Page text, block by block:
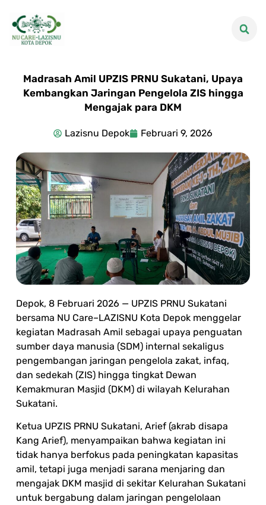
Madrasah Amil UPZIS PRNU Sukatani, Upaya
Kembangkan Jaringan Pengelola ZIS hingga
Mengajak para DKM
Lazisnu Depok Februari 9, 2026
Depok, 8 Februari 2026 — UPZIS PRNU Sukatani
bersama NU Care–LAZISNU Kota Depok menggelar
kegiatan Madrasah Amil sebagai upaya penguatan
sumber daya manusia (SDM) internal sekaligus
pengembangan jaringan pengelola zakat, infaq,
dan sedekah (ZIS) hingga tingkat Dewan
Kemakmuran Masjid (DKM) di wilayah Kelurahan
Sukatani.
Ketua UPZIS PRNU Sukatani, Arief (akrab disapa
Kang Arief), menyampaikan bahwa kegiatan ini
tidak hanya berfokus pada peningkatan kapasitas
amil, tetapi juga menjadi sarana menjaring dan
mengajak DKM masjid di sekitar Kelurahan Sukatani
untuk bergabung dalam jaringan pengelolaan